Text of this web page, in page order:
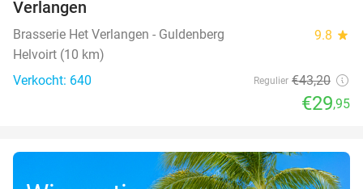
Verlangen
Brasserie Het Verlangen - Guldenberg 9.8 star
Helvoirt (10 km)
Verkocht: 640
Regulier €43,20
€29,95